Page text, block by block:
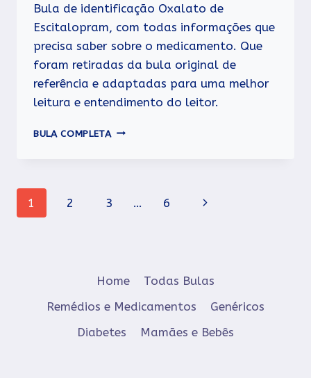
Bula de identificação Oxalato de
Escitalopram, com todas informações que
precisa saber sobre o medicamento. Que
foram retiradas da bula original de
referência e adaptadas para uma melhor
leitura e entendimento do leitor.
BULA COMPLETA OXALATO
Navegação
1 2 3 … 6
Página
Home
Todas Bulas
Remédios e Medicamentos
Genéricos
Diabetes
Mamães e Bebês